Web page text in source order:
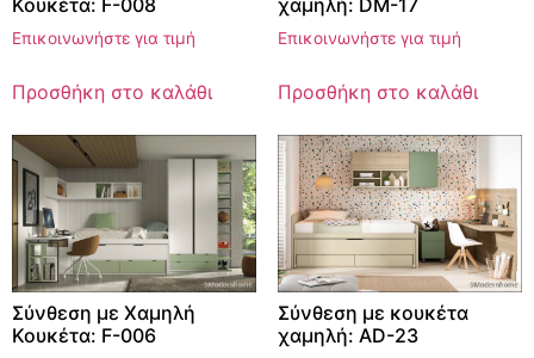
Κουκέτα: F-008
Επικοινωνήστε για τιμή
Προσθήκη στο καλάθι
χαμηλή: DM-17
Επικοινωνήστε για τιμή
Προσθήκη στο καλάθι
Σύνθεση με Χαμηλή
Κουκέτα: F-006
Σύνθεση με κουκέτα
χαμηλή: AD-23